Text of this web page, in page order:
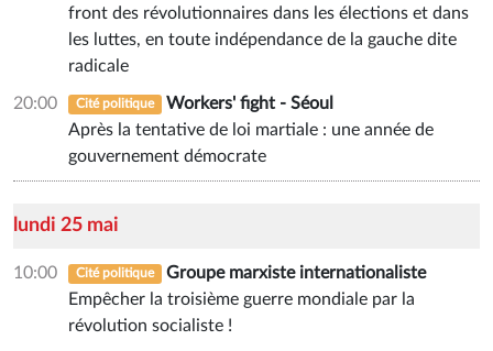
front des révolutionnaires dans les élections et dans
les luttes, en toute indépendance de la gauche dite
radicale
20:00 Cité politique
Workers' fight - Séoul
Après la tentative de loi martiale : une année de
gouvernement démocrate
lundi 25 mai
10:00 Cité politique
Groupe marxiste internationaliste
Empêcher la troisième guerre mondiale par la
révolution socialiste !